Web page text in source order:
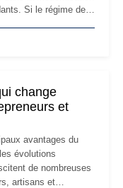
Si le régime de
un environnement
change
et
avantages du
évolutions
de nombreuses
artisans et